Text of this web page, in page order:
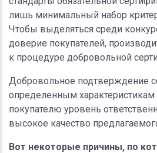
лишь минимальный набор
Чтобы выделяться среди
доверие покупателей,
к процедуре добровольной
Добровольное подтверждение
определенным характеристикам
покупателю уровень
высокое качество
Вот некоторые причины, по